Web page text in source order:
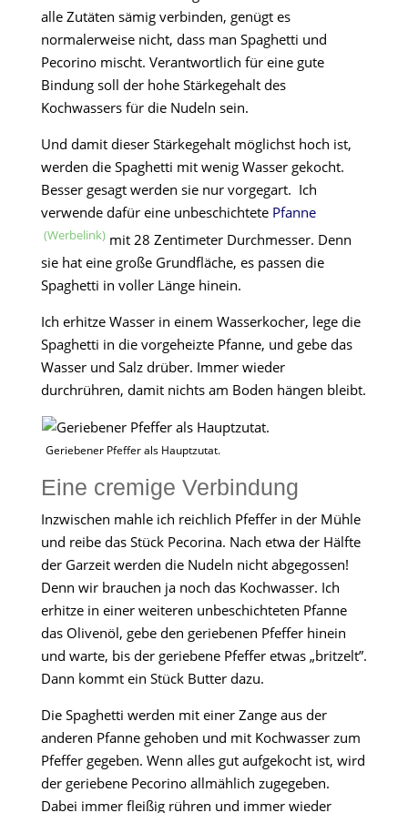
alle Zutäten sämig verbinden, genügt es
normalerweise nicht, dass man Spaghetti und
Pecorino mischt. Verantwortlich für eine gute
Bindung soll der hohe Stärkegehalt des
Kochwassers für die Nudeln sein.
Und damit dieser Stärkegehalt möglichst hoch ist,
werden die Spaghetti mit wenig Wasser gekocht.
Besser gesagt werden sie nur vorgegart. Ich
verwende dafür eine unbeschichtete Pfanne
mit 28 Zentimeter Durchmesser. Denn
sie hat eine große Grundfläche, es passen die
Spaghetti in voller Länge hinein.
Ich erhitze Wasser in einem Wasserkocher, lege die
Spaghetti in die vorgeheizte Pfanne, und gebe das
Wasser und Salz drüber. Immer wieder
durchrühren, damit nichts am Boden hängen bleibt.
Geriebener Pfeffer als Hauptzutat.
Eine cremige Verbindung
Inzwischen mahle ich reichlich Pfeffer in der Mühle
und reibe das Stück Pecorina. Nach etwa der Hälfte
der Garzeit werden die Nudeln nicht abgegossen!
Denn wir brauchen ja noch das Kochwasser. Ich
erhitze in einer weiteren unbeschichteten Pfanne
das Olivenöl, gebe den geriebenen Pfeffer hinein
und warte, bis der geriebene Pfeffer etwas „britzelt”.
Dann kommt ein Stück Butter dazu.
Die Spaghetti werden mit einer Zange aus der
anderen Pfanne gehoben und mit Kochwasser zum
Pfeffer gegeben. Wenn alles gut aufgekocht ist, wird
der geriebene Pecorino allmählich zugegeben.
Dabei immer fleißig rühren und immer wieder